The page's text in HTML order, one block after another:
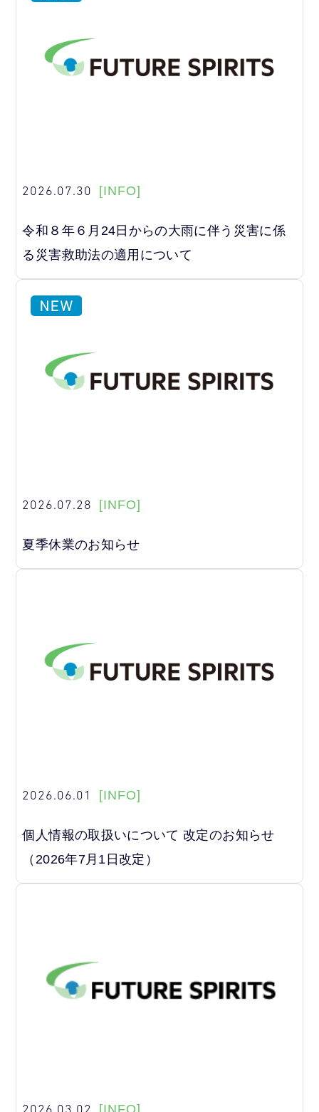
2026.07.30 [INFO]
令和８年６月24日からの大雨に伴う災害に係
る災害救助法の適用について
2026.07.28 [INFO]
夏季休業のお知らせ
2026.06.01 [INFO]
個人情報の取扱いについて 改定のお知らせ
（2026年7月1日改定）